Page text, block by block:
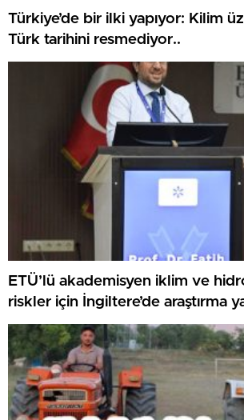
Türkiye’de bir ilki yapıyor: Kilim
Türk tarihini resmediyor..
ETÜ’lü akademisyen iklim ve
riskler için İngiltere’de araştırma